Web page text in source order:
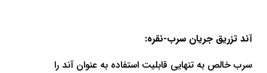
آند تزریق جریان سرب-نقره:
سرب خالص به تنهایی قابلیت استفاده به عنوان آند را